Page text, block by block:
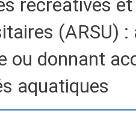
récréatives
(ARSU)
ou donnant
aquatiques